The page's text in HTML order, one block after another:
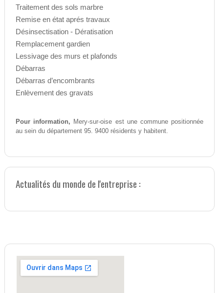
Traitement des sols marbre
Remise en état aprés travaux
Désinsectisation - Dératisation
Remplacement gardien
Lessivage des murs et plafonds
Débarras
Débarras d’encombrants
Enlèvement des gravats
Pour information, Mery-sur-oise est une commune positionnée
au sein du département 95. 9400 résidents y habitent.
Actualités du monde de l'entreprise :